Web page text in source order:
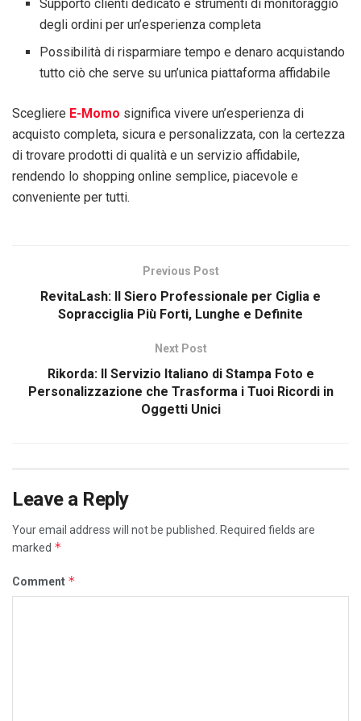
Supporto clienti dedicato e strumenti di monitoraggio
degli ordini per un’esperienza completa
Possibilità di risparmiare tempo e denaro acquistando
tutto ciò che serve su un’unica piattaforma affidabile
Scegliere E-Momo significa vivere un’esperienza di
acquisto completa, sicura e personalizzata, con la certezza
di trovare prodotti di qualità e un servizio affidabile,
rendendo lo shopping online semplice, piacevole e
conveniente per tutti.
Previous Post
RevitaLash: Il Siero Professionale per Ciglia e
Sopracciglia Più Forti, Lunghe e Definite
Next Post
Rikorda: Il Servizio Italiano di Stampa Foto e
Personalizzazione che Trasforma i Tuoi Ricordi in
Oggetti Unici
Leave a Reply
Your email address will not be published.
Required fields are
marked *
Comment *